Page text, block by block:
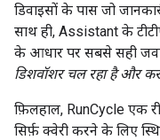
डिवाइसों के पास जो
साथ ही, Assistant के
के आधार पर सबसे सही
डिशवॉशर चल रहा है और
फ़िलहाल, RunCycle एक
सिर्फ़ क्वेरी करने के लिए